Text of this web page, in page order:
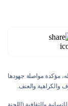
مؤكدة مواصلة جهودها
والكراهية والعنف.